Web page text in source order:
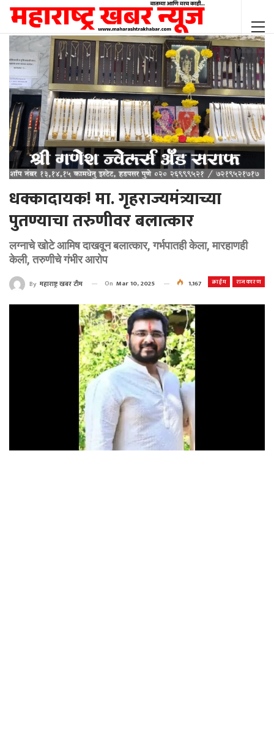
धक्कादायक! मा. गृहराज्यमंत्र्याच्या
पुतण्याचा तरुणीवर बलात्कार
लग्नाचे खोटे आमिष दाखवून बलात्कार, गर्भपातही केला, मारहाणही
केली, तरुणीचे गंभीर आरोप
क्राईम राजकारण
By महाराष्ट्र खबर टीम On Mar 10, 2025 1,167